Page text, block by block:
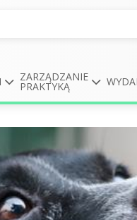
ZARZĄDZANIE
PRAKTYKĄ